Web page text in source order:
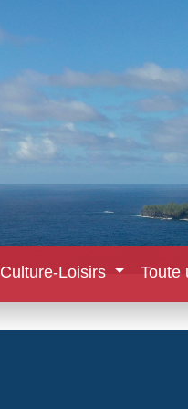
Culture-Loisirs Toute